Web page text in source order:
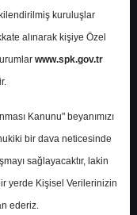
₺
6
kuruluşlar
alınarak kişiye Özel
www.spk.gov.tr
Kanunu" beyanımızı
bir dava neticesinde
sağlayacaktır, lakin
yerde Kişisel Verilerinizin
ederiz.